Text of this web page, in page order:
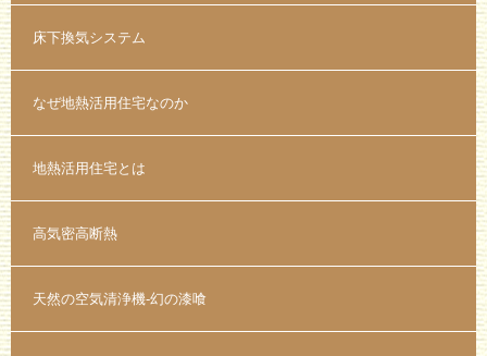
床下換気システム
なぜ地熱活用住宅なのか
地熱活用住宅とは
高気密高断熱
天然の空気清浄機-幻の漆喰